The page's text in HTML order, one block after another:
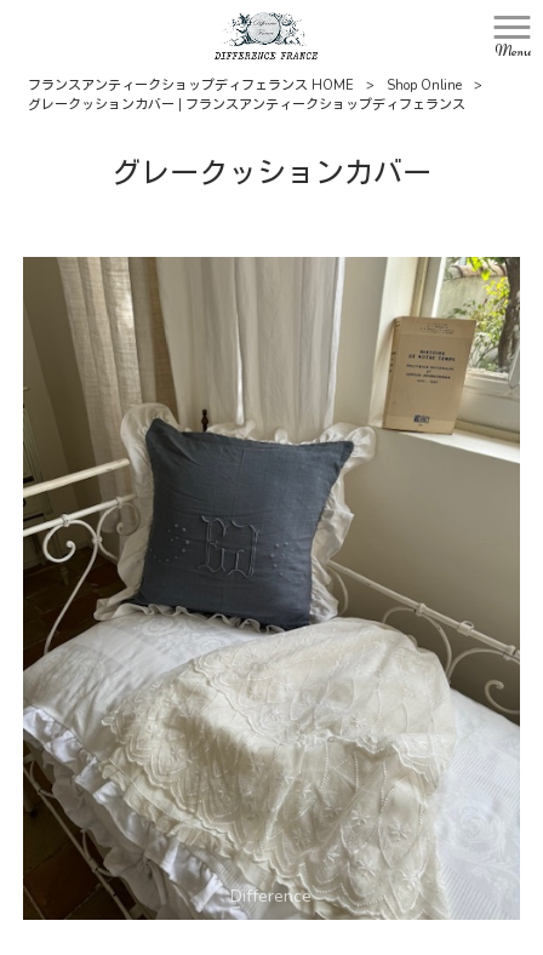
Menu
フランスアンティークショップディフェランス HOME > Shop Online
>
グレークッションカバー | フランスアンティークショップディフェランス
グレークッションカバー